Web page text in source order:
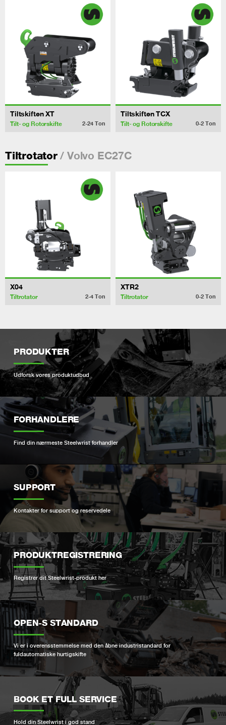
Tiltskiften XT
Tilt- og Rotorskifte 2-24 Ton
Tiltskiften TCX
Tilt- og Rotorskifte 0-2 Ton
Tiltrotator/ Volvo EC27C
X04
Tiltrotator 2-4 Ton
XTR2
Tiltrotator 0-2 Ton
PRODUKTER
Udforsk vores produktudbud
FORHANDLERE
Find din nærmeste Steelwrist forhandler
SUPPORT
Kontakter for support og reservedele
PRODUKTREGISTRERING
Registrer dit Steelwrist-produkt her
OPEN-S STANDARD
Vi er i overensstemmelse med den åbne industristandard for
fuldautomatiske hurtigskifte
BOOK ET FULL SERVICE
Hold din Steelwrist i god stand